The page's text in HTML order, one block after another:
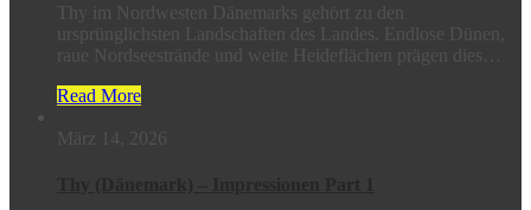
Thy im Nordwesten Dänemarks gehört zu den
ursprünglichsten Landschaften des Landes. Endlose Dünen,
raue Nordseestrände und weite Heideflächen prägen dies…
Read More
März 14, 2026